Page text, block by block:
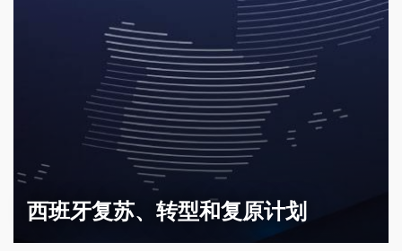
西班牙复苏、转型和复原计划